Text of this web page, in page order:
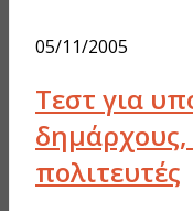
05/11/2005
Τεστ για
δημάρχους,
πολιτευτές